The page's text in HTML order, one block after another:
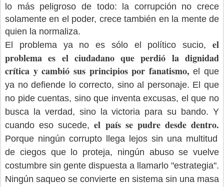
lo más peligroso de todo: la corrupción no crece
solamente en el poder, crece también en la mente de
quien la normaliza.
El problema ya no es sólo el político sucio, el
problema es el ciudadano que perdió la dignidad
crítica y cambió sus principios por fanatismo, el que
ya no defiende lo correcto, sino al personaje. El que
no pide cuentas, sino que inventa excusas, el que no
busca la verdad, sino la victoria para su bando. Y
cuando eso sucede,el país se pudre desde dentro.
Porque ningún corrupto llega lejos sin una multitud
de ciegos que lo proteja, ningún abuso se vuelve
costumbre sin gente dispuesta a llamarlo "estrategia".
Ningún saqueo se convierte en sistema sin una masa